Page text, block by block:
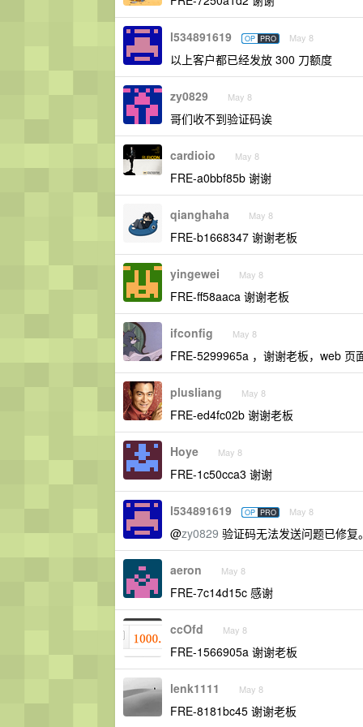
l534891619 OP PRO May 8
以上客户都已经发放 300 刀额度
zy0829 May 8
哥们收不到验证码诶
cardioio May 8
FRE-a0bbf85b 谢谢
qianghaha May 8
FRE-b1668347 谢谢老板
yingewei May 8
FRE-ff58aaca 谢谢老板
ifconfig May 8
FRE-5299965a ，谢谢老板，web 页
plusliang May 8
FRE-ed4fc02b 谢谢老板
Hoye May 8
FRE-1c50cca3 谢谢
l534891619 OP PRO May 8
@zy0829 验证码无法发送问题已修复
aeron May 8
FRE-7c14d15c 感谢
ccOfd May 8
FRE-1566905a 谢谢老板
lenk1111 May 8
FRE-8181bc45 谢谢老板